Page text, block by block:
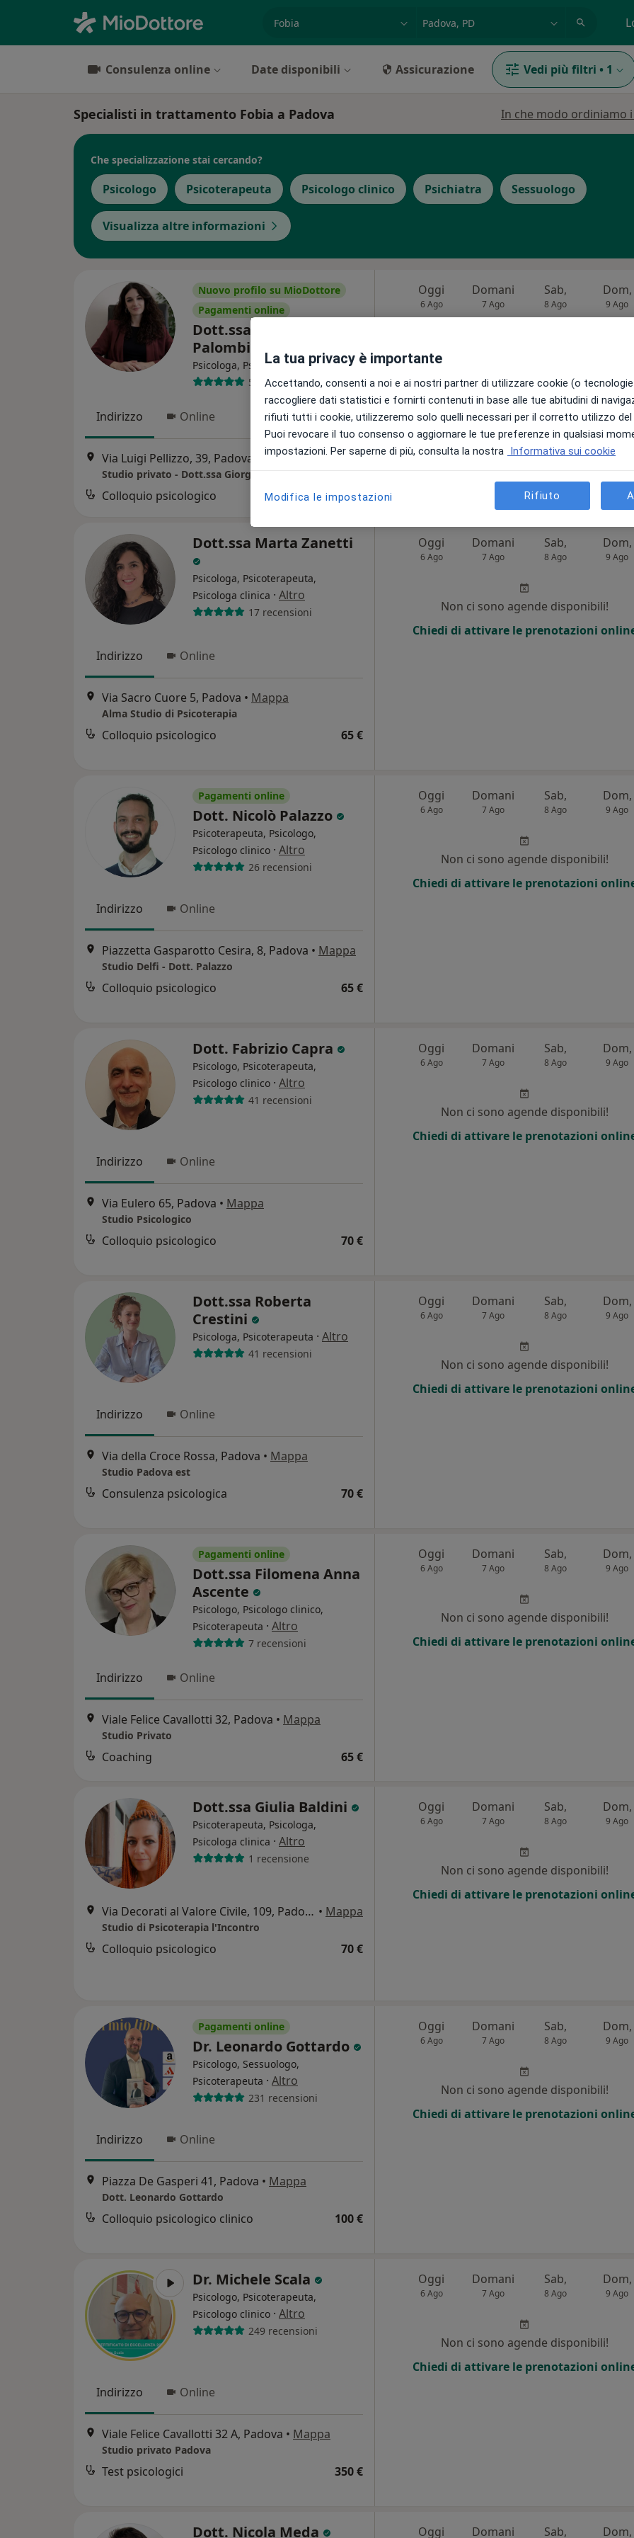
Consulenza online Date disponibili Assicurazione Vedi più filtri • 1
Specialisti in trattamento Fobia a Padova In che modo ordiniamo
Che specializzazione stai cercando?
Psicologo Psicoterapeuta Psicologo clinico Psichiatra Sessuologo
Visualizza altre informazioni
Nuovo profilo su MioDottore
Pagamenti online
Dott.ssa Giorgia
Palombi
Psicologa, Psicologa clinica ·Altro
5 recensioni
Indirizzo Online
Via Luigi Pellizzo, 39, Padova Mappa
Studio privato - Dott.ssa Giorgia Palombi
Colloquio psicologico 60 €
Oggi
6 Ago
Domani
7 Ago
Sab,
8 Ago
Dom,
9 Ago
Non ci sono agende disponibili!
Chiedi di attivare le prenotazioni online
Dott.ssa Marta Zanetti
Psicologa, Psicoterapeuta,
Psicologa clinica · Altro
17 recensioni
Indirizzo Online
Via Sacro Cuore 5, Padova • Mappa
Alma Studio di Psicoterapia
Colloquio psicologico 65 €
Oggi
6 Ago
Domani
7 Ago
Sab,
8 Ago
Dom,
9 Ago
Non ci sono agende disponibili!
Chiedi di attivare le prenotazioni
Pagamenti online
Dott. Nicolò Palazzo
Psicoterapeuta, Psicologo,
Psicologo clinico · Altro
26 recensioni
Indirizzo Online
Piazzetta Gasparotto Cesira, 8, Padova • Mappa
Studio Delfi - Dott. Palazzo
Colloquio psicologico 65 €
Oggi
6 Ago
Domani
7 Ago
Sab,
8 Ago
Dom,
9 Ago
Non ci sono agende disponibili!
Chiedi di attivare le prenotazioni
Dott. Fabrizio Capra
Psicologo, Psicoterapeuta,
Psicologo clinico · Altro
41 recensioni
Indirizzo Online
Via Eulero 65, Padova • Mappa
Studio Psicologico
Colloquio psicologico 70 €
Oggi
6 Ago
Domani
7 Ago
Sab,
8 Ago
Dom,
9 Ago
Non ci sono agende disponibili!
Chiedi di attivare le prenotazioni
Dott.ssa Roberta
Crestini
Psicologa, Psicoterapeuta · Altro
41 recensioni
Indirizzo Online
Via della Croce Rossa, Padova • Mappa
Studio Padova est
Consulenza psicologica 70 €
Oggi
6 Ago
Domani
7 Ago
Sab,
8 Ago
Dom,
9 Ago
Non ci sono agende disponibili!
Chiedi di attivare le prenotazioni
Pagamenti online
Dott.ssa Filomena Anna
Ascente
Psicologo, Psicologo clinico,
Psicoterapeuta · Altro
7 recensioni
Indirizzo Online
Viale Felice Cavallotti 32, Padova • Mappa
Studio Privato
Coaching 65 €
Oggi
6 Ago
Domani
7 Ago
Sab,
8 Ago
Dom,
9 Ago
Non ci sono agende disponibili!
Chiedi di attivare le prenotazioni
Dott.ssa Giulia Baldini
Psicoterapeuta, Psicologa,
Psicologa clinica · Altro
1 recensione
Via Decorati al Valore Civile, 109, Padova • Mappa
Studio di Psicoterapia l'Incontro
Colloquio psicologico 70 €
Oggi
6 Ago
Domani
7 Ago
Sab,
8 Ago
Dom,
9 Ago
Non ci sono agende disponibili!
Chiedi di attivare le prenotazioni
Pagamenti online
Dr. Leonardo Gottardo
Psicologo, Sessuologo,
Psicoterapeuta · Altro
231 recensioni
Indirizzo Online
Piazza De Gasperi 41, Padova • Mappa
Dott. Leonardo Gottardo
Colloquio psicologico clinico 100 €
Oggi
6 Ago
Domani
7 Ago
Sab,
8 Ago
Dom,
9 Ago
Non ci sono agende disponibili!
Chiedi di attivare le prenotazioni
Dr. Michele Scala
Psicologo, Psicoterapeuta,
Psicologo clinico · Altro
249 recensioni
Indirizzo Online
Viale Felice Cavallotti 32 A, Padova • Mappa
Studio privato Padova
Test psicologici 350 €
Oggi
6 Ago
Domani
7 Ago
Sab,
8 Ago
Dom,
9 Ago
Non ci sono agende disponibili!
Chiedi di attivare le prenotazioni
Dott. Nicola Meda Oggi Domani Sab, Dom,
La tua privacy è importante
Accettando, consenti a noi e ai nostri partner di utilizzare cookie (o
raccogliere dati statistici e fornirti contenuti in base alle tue abitudini di
rifiuti tutti i cookie, utilizzeremo solo quelli necessari per il corretto utilizzo
Puoi revocare il tuo consenso o aggiornare le tue preferenze in qualsiasi
impostazioni. Per saperne di più, consulta la nostra Informativa sui cookie
Modifica le impostazioni Rifiuto